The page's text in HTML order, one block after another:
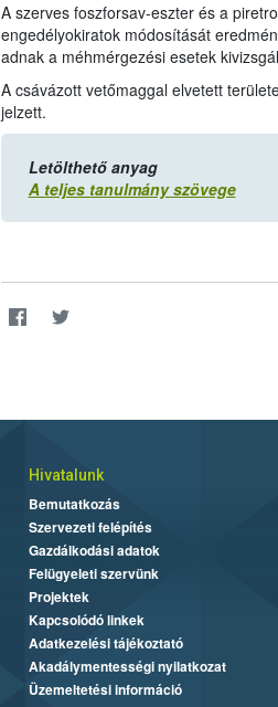
A szerves foszforsav-eszter és a
engedélyokiratok módosítását
adnak a méhmérgezési esetek
A csávázott vetőmaggal elvetett
jelzett.
Letölthető anyag
A teljes tanulmány szövege
Hivatalunk
Bemutatkozás
Szervezeti felépítés
Gazdálkodási adatok
Felügyeleti szervünk
Projektek
Kapcsolódó linkek
Adatkezelési tájékoztató
Akadálymentességi nyilatkozat
Üzemeltetési információ